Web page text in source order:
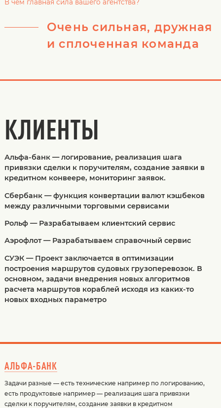
В чем главная сила вашего агентства?
Очень сильная, дружная
и сплоченная команда
КЛИЕНТЫ
Альфа-банк — логирование, реализация шага
привязки сделки к поручителям, создание заявки в
кредитном конвеере, мониторинг заявок.
Сбербанк — функция конвертации валют кэшбеков
между различными торговыми сервисами
Рольф — Разрабатываем клиентский сервис
Аэрофлот — Разрабатываем справочный сервис
СУЭК — Проект заключается в оптимизации
построения маршрутов судовых грузоперевозок. В
основном, задачи внедрения новых алгоритмов
расчета маршрутов кораблей исходя из каких-то
новых входных параметро
АЛЬФА-БАНК
Задачи разные — есть технические например по логированию,
есть продуктовые например — реализация шага привязки
сделки к поручителям, создание заявки в кредитном